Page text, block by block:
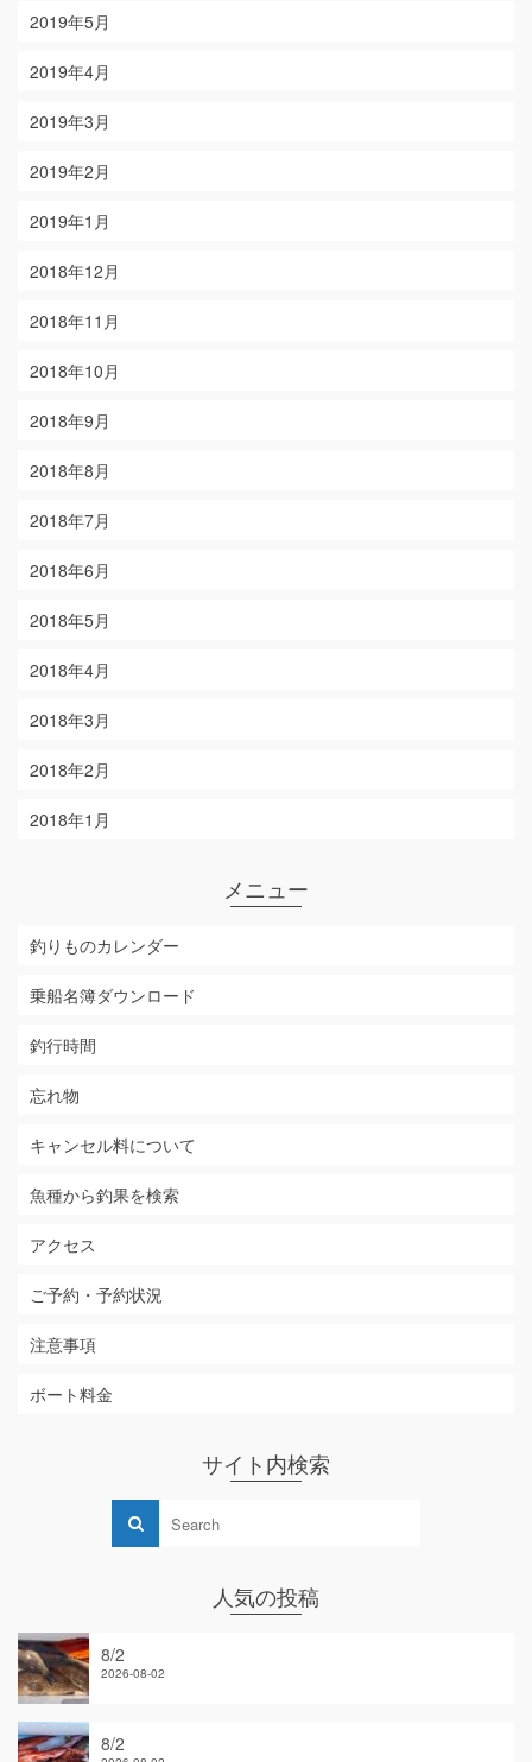
2019年5月
2019年4月
2019年3月
2019年2月
2019年1月
2018年12月
2018年11月
2018年10月
2018年9月
2018年8月
2018年7月
2018年6月
2018年5月
2018年4月
2018年3月
2018年2月
2018年1月
メニュー
釣りものカレンダー
乗船名簿ダウンロード
釣行時間
忘れ物
キャンセル料について
魚種から釣果を検索
アクセス
ご予約・予約状況
注意事項
ボート料金
サイト内検索
人気の投稿
8/2
2026-08-02
8/2